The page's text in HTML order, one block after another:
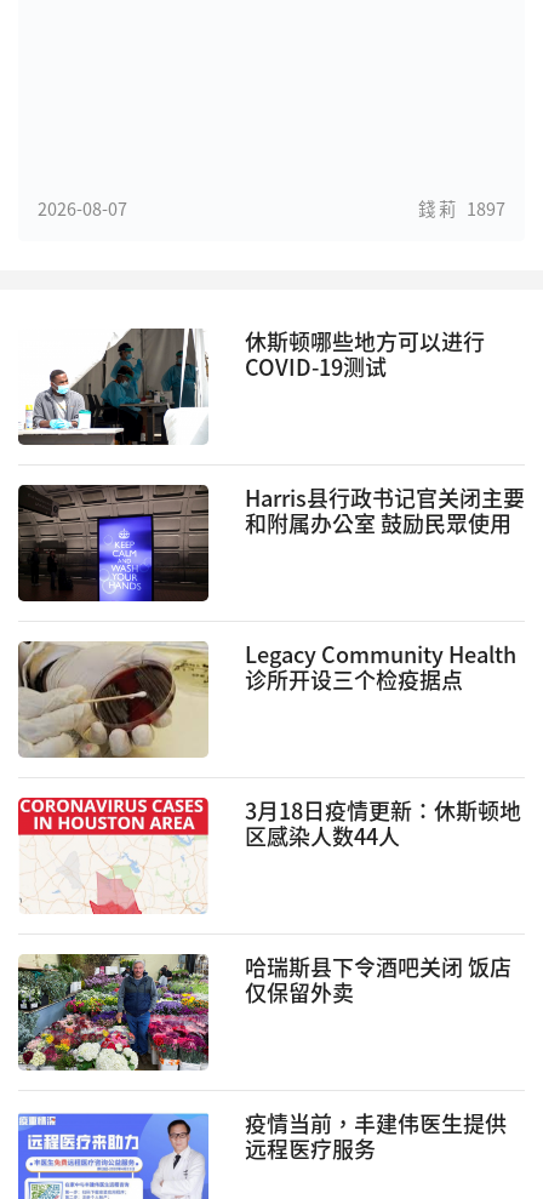
2026-08-07 錢 莉 1897
休斯顿哪些地方可以进行
COVID-19测试
Harris县行政书记官关闭主要
和附属办公室 鼓励民眾使用
Legacy Community Health
诊所开设三个检疫据点
3月18日疫情更新：休斯顿地
区感染人数44人
哈瑞斯县下令酒吧关闭 饭店
仅保留外卖
疫情当前，丰建伟医生提供
远程医疗服务